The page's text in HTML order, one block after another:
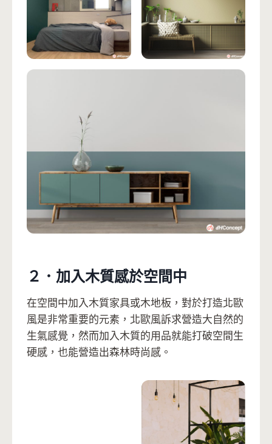
２．加入木質感於空間中
在空間中加入木質家具或木地板，對於打造北歐
風是非常重要的元素，北歐風訴求營造大自然的
生氣感覺，然而加入木質的用品就能打破空間生
硬感，也能營造出森林時尚感。